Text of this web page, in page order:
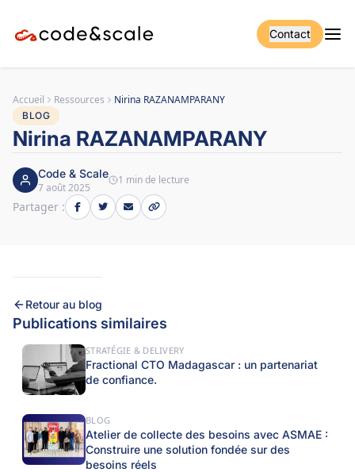
Contact
Accueil Ressources Nirina RAZANAMPARANY
BLOG
Nirina RAZANAMPARANY
Code & Scale
7 août 2025
1 min de lecture
Partager :
Retour au blog
Publications similaires
STRATÉGIE & DELIVERY
Fractional CTO Madagascar : un partenariat
de confiance.
BLOG
Atelier de collecte des besoins avec ASMAE :
Construire une solution fondée sur des
besoins réels